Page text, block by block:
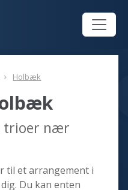
Holbæk
trioer nær
til et arrangement i
Du kan enten